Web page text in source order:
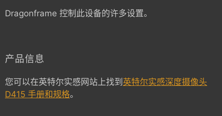
Dragonframe 控制此设备的许多设置。
产品信息
您可以在英特尔实感网站上找到 英特尔实感深度摄像头
D415 手册和规格。